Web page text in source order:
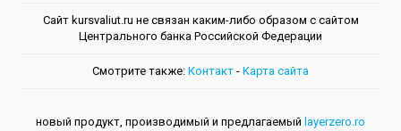
Сайт kursvaliut.ru не связан каким-либо образом с сайтом
Центрального банкa Российской Федерации
Смотрите также: Контакт - Kарта сайта
новый продукт, производимый и предлагаемый layerzero.ro